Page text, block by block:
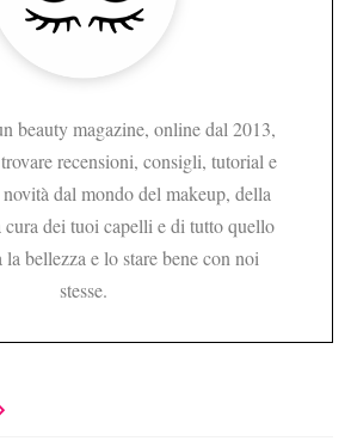
beauty magazine, online dal 2013,
recensioni, consigli, tutorial e
dal mondo del makeup, della
cura dei tuoi capelli e di tutto quello
la bellezza e lo stare bene con noi
stesse.